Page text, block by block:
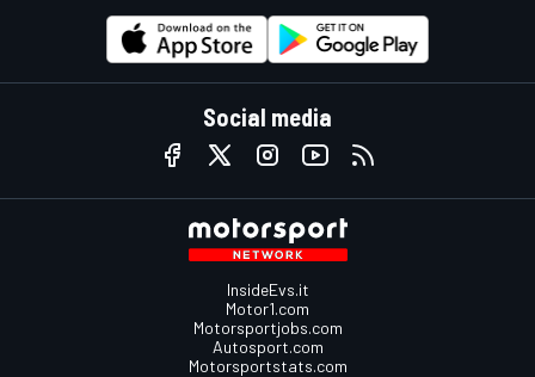
Social media
InsideEvs.it
Motor1.com
Motorsportjobs.com
Autosport.com
Motorsportstats.com